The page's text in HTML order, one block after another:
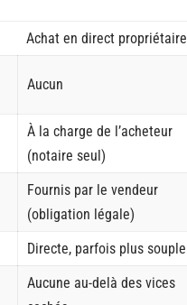
Achat en direct propriétaire
Aucun
À la charge de l’acheteur
(notaire seul)
Fournis par le vendeur
(obligation légale)
Directe, parfois plus souple
Aucune au-delà des vices